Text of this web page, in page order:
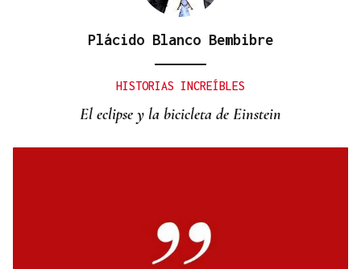
Plácido Blanco Bembibre
HISTORIAS INCREÍBLES
El eclipse y la bicicleta de Einstein